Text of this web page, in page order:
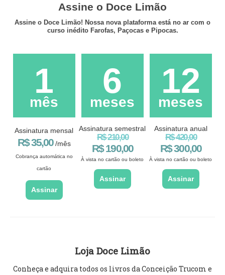
Assine o Doce Limão
Assine o Doce Limão! Nossa nova plataforma está no ar com o
curso inédito Farofas, Paçocas e Pipocas.
1
mês
Assinatura mensal
R$ 35,00/mês
Cobrança automática no
cartão
Assinar
6
meses
Assinatura semestral
R$ 210,00
R$ 190,00
À vista no cartão ou boleto
Assinar
12
meses
Assinatura anual
R$ 420,00
R$ 300,00
À vista no cartão ou boleto
Assinar
Loja Doce Limão
Conheça e adquira todos os livros da Conceição Trucom e